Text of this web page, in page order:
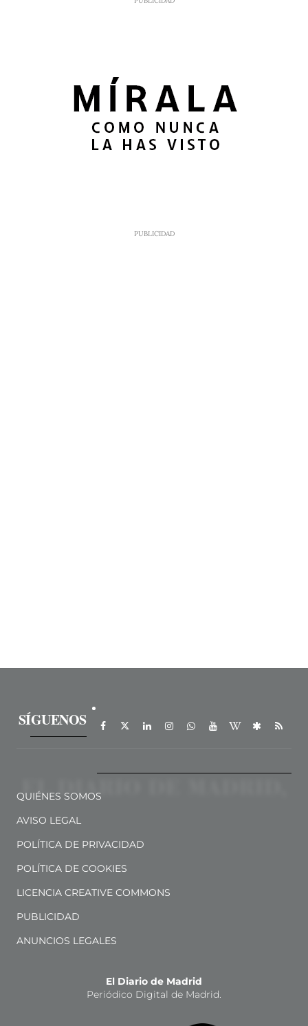
SÍGUENOS
QUIÉNES SOMOS
AVISO LEGAL
POLÍTICA DE PRIVACIDAD
POLÍTICA DE COOKIES
LICENCIA CREATIVE COMMONS
PUBLICIDAD
ANUNCIOS LEGALES
El Diario de Madrid
Periódico Digital de Madrid.